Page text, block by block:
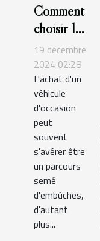
Comment
choisir le
bon
véhicule
d'occasion
pour vos
besoins
19 décembre
2024 02:28
L'achat d'un
véhicule
d'occasion
peut
souvent
s'avérer être
un parcours
semé
d'embûches,
d'autant
plus...